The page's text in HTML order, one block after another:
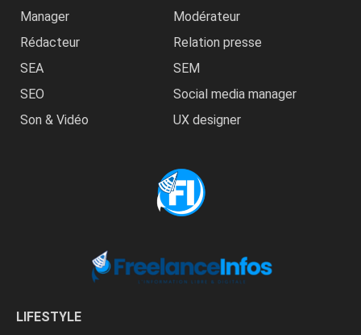
Manager
Modérateur
Rédacteur
Relation presse
SEA
SEM
SEO
Social media manager
Son & Vidéo
UX designer
LIFESTYLE